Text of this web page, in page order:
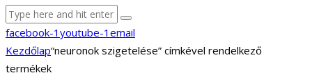
facebook-1 youtube-1 email
Kezdőlap“neuronok szigetelése” címkével rendelkező
termékek